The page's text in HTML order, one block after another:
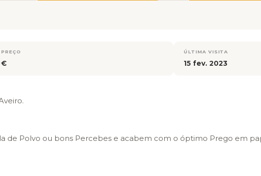
PREÇO
€
ÚLTIMA VISITA
15 fev. 2023
de Polvo ou bons Percebes e acabem com o óptimo Prego em